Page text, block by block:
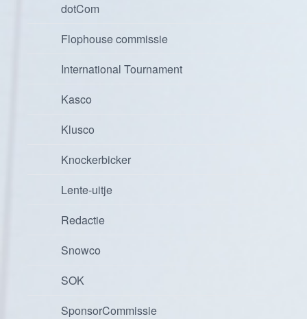
dotCom
Flophouse commissie
International Tournament
Kasco
Klusco
Knockerbicker
Lente-uitje
Redactie
Snowco
SOK
SponsorCommissie